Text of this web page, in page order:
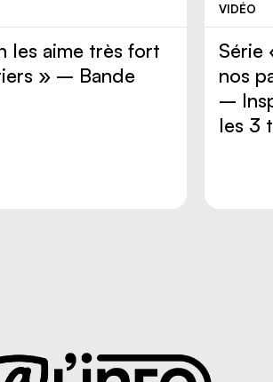
les aime très fort
» – Bande
VIDÉO
Série
nos
–
les 3